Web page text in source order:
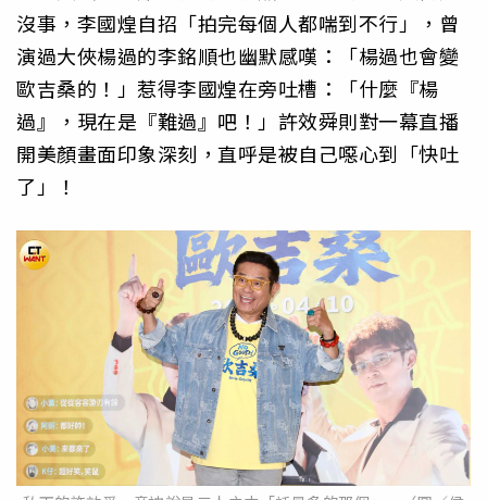
沒事，李國煌自招「拍完每個人都喘到不行」，曾
演過大俠楊過的李銘順也幽默感嘆：「楊過也會變
歐吉桑的！」惹得李國煌在旁吐槽：「什麼『楊
過』，現在是『難過』吧！」許效舜則對一幕直播
開美顏畫面印象深刻，直呼是被自己噁心到「快吐
了」！